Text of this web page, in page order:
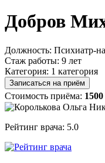
Добров
Должность: Психиатр-
Стаж работы: 9 лет
Категория: 1 категория
Записаться на приём
Стоимость приёма:
Рейтинг врача: 5.0